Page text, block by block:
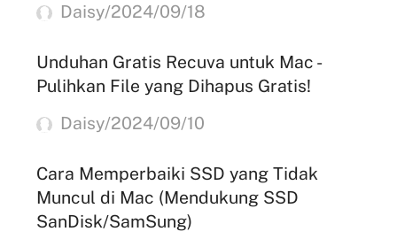
Daisy/2024/09/18
Unduhan Gratis Recuva untuk Mac -
Pulihkan File yang Dihapus Gratis!
Daisy/2024/09/10
Cara Memperbaiki SSD yang Tidak
Muncul di Mac (Mendukung SSD
SanDisk/SamSung)